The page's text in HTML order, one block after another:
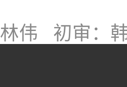
林伟 初审：